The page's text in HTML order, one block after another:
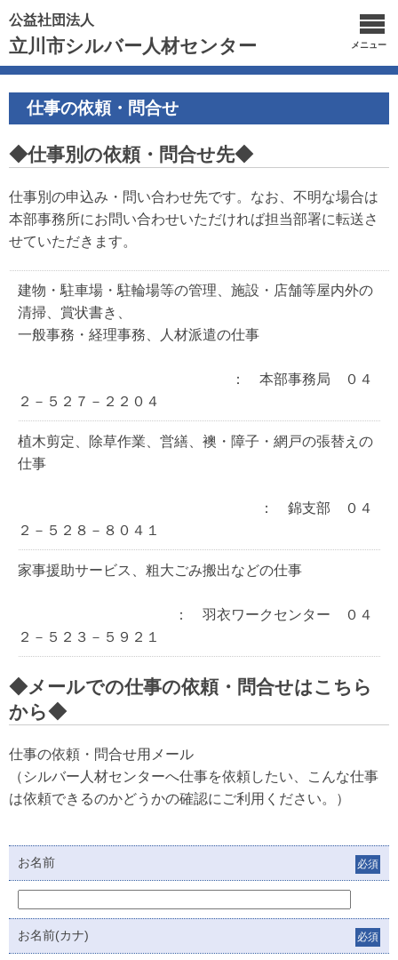
公益社団法人
立川市シルバー人材センター メニュー
仕事の依頼・問合せ
◆仕事別の依頼・問合せ先◆
仕事別の申込み・問い合わせ先です。なお、不明な場合は
本部事務所にお問い合わせいただければ担当部署に転送さ
せていただきます。
建物・駐車場・駐輪場等の管理、施設・店舗等屋内外の
清掃、賞状書き、
一般事務・経理事務、人材派遣の仕事
： 本部事務局 ０４
２－５２７－２２０４
植木剪定、除草作業、営繕、襖・障子・網戸の張替えの
仕事
： 錦支部 ０４
２－５２８－８０４１
家事援助サービス、粗大ごみ搬出などの仕事
： 羽衣ワークセンター ０４
２－５２３－５９２１
◆メールでの仕事の依頼・問合せはこちら
から◆
仕事の依頼・問合せ用メール
（シルバー人材センターへ仕事を依頼したい、こんな仕事
は依頼できるのかどうかの確認にご利用ください。）
お名前 必須
お名前(カナ) 必須